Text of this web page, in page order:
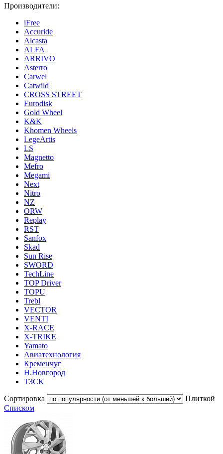
Производители:
iFree
Accuride
Alcasta
ALFA
ARRIVO
Asterro
Carwel
Catwild
CROSS STREET
Eurodisk
Gold Wheel
K&K
Khomen Wheels
LegeArtis
LS
Magnetto
Mefro
Megami
Next
Nitro
NZ
ORW
Replay
RST
Sanfox
Skad
Sun Rise
SWORD
TechLine
TOP Driver
TOPU
Trebl
VECTOR
VENTI
X-RACE
X-TRIKE
Yamato
Авиатехнология
Кременчуг
Н.Новгород
ТЗСК
Сортировка
Плиткой
Списком